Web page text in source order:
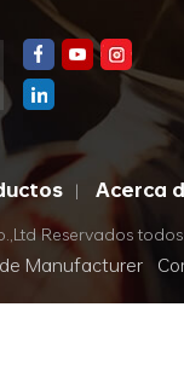
| Acerca
Reservados
Manufacturer